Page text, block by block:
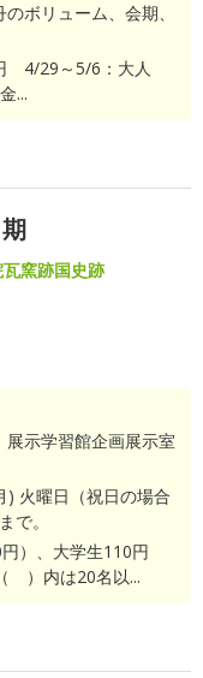
ボリューム、会期、
4/29～5/6：大人
...
窯跡国史跡
示学習館企画展示室
) 火曜日（祝日の場合
で。
）、大学生110円
）内は20名以...